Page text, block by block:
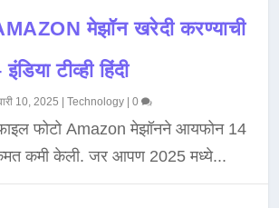
मेझॉन खरेदी करण्याची
टीव्ही हिंदी
10, 2025 |Technology |0
फाइल फोटो Amazon मेझॉनने आयफोन 14
कमी केली. जर आपण 2025 मध्ये...